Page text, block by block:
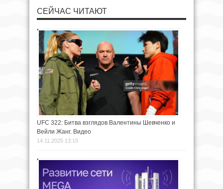
СЕЙЧАС ЧИТАЮТ
UFC 322: Битва взглядов Валентины Шевченко и
Вейли Жанг. Видео
14.11.2025 13:15